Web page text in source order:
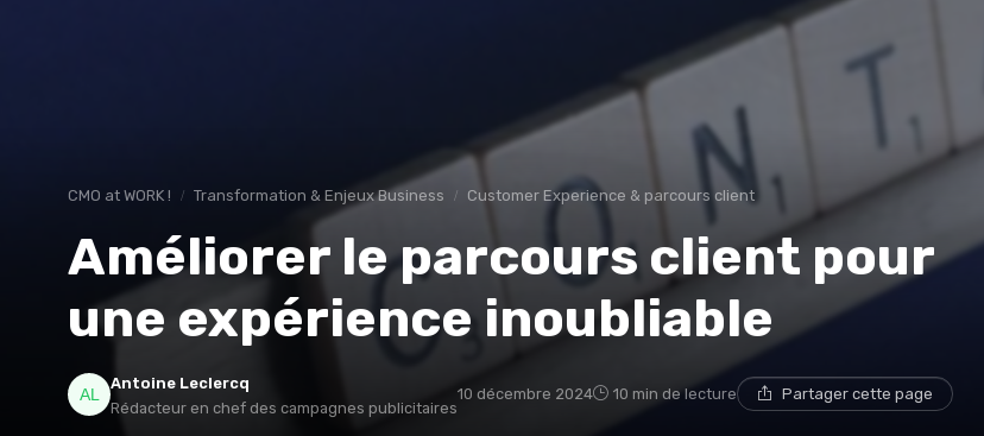
CMO at WORK ! Transformation & Enjeux Business Customer Experience & parcours client
Améliorer le parcours client pour
une expérience inoubliable
Antoine Leclercq
Rédacteur en chef des campagnes publicitaires
10 décembre 2024 10 min de lecture Partager cette page